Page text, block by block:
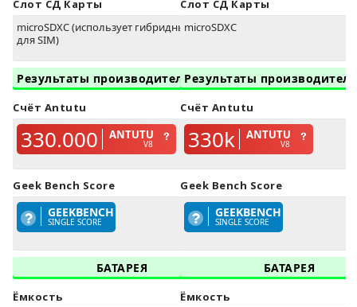
Слот СД Карты
microSDXC (использует гибридный слот
для SIM)
Результаты производительности
Счёт Antutu
330.000 ANTUTU
V8
Geek Bench Score
GEEKBENCH
SINGLE SCORE
БАТАРЕЯ
Ёмкость
Слот СД Карты
microSDXC
Результаты
Счёт Antutu
330k ANTUTU
V8
Geek Bench Score
GEEKBENCH
SINGLE SCORE
БАТАРЕЯ
Ёмкость